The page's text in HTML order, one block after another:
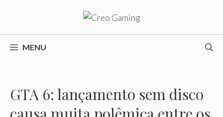
o
conteúdoMENU
GTA 6: lançamento sem disco